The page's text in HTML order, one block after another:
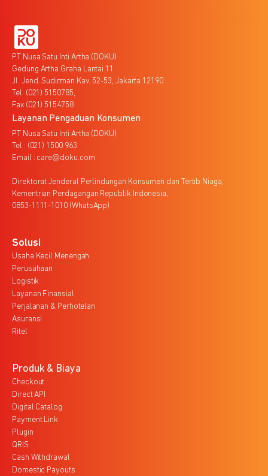
PT Nusa Satu Inti Artha (DOKU)
Gedung Artha Graha Lantai 11
Jl. Jend. Sudirman Kav. 52-53, Jakarta 12190
Tel. (021) 5150785,
Fax (021) 5154758
Layanan Pengaduan Konsumen
PT Nusa Satu Inti Artha (DOKU)
Tel : (021) 1500 963
Email : care@doku.com
Direktorat Jenderal Perlindungan Konsumen dan Tertib Niaga,
Kementrian Perdagangan Republik Indonesia,
0853-1111-1010 (WhatsApp)
Solusi
Usaha Kecil Menengah
Perusahaan
Logistik
Layanan Finansial
Perjalanan & Perhotelan
Asuransi
Ritel
Produk & Biaya
Checkout
Direct API
Digital Catalog
Payment Link
Plugin
QRIS
Cash Withdrawal
Domestic Payouts